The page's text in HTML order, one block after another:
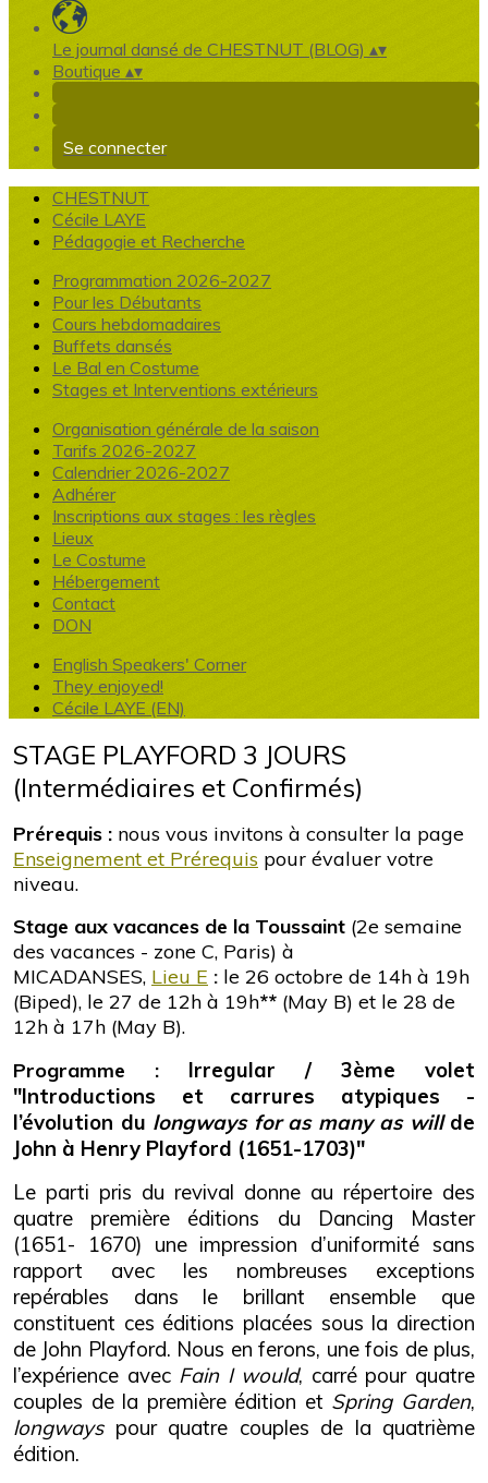
Le journal dansé de CHESTNUT (BLOG) ▴▾
Boutique ▴▾
Se connecter
CHESTNUT
Cécile LAYE
Pédagogie et Recherche
Programmation 2026-2027
Pour les Débutants
Cours hebdomadaires
Buffets dansés
Le Bal en Costume
Stages et Interventions extérieurs
Organisation générale de la saison
Tarifs 2026-2027
Calendrier 2026-2027
Adhérer
Inscriptions aux stages : les règles
Lieux
Le Costume
Hébergement
Contact
DON
English Speakers' Corner
They enjoyed!
Cécile LAYE (EN)
STAGE PLAYFORD 3 JOURS
(Intermédiaires et Confirmés)
Prérequis : nous vous invitons à consulter la page
Enseignement et Prérequis pour évaluer votre
niveau.
Stage aux vacances de la Toussaint (2e semaine
des vacances - zone C, Paris) à
MICADANSES, Lieu E : le 26 octobre de 14h à 19h
(Biped), le 27 de 12h à 19h** (May B) et le 28 de
12h à 17h (May B).
Programme :
Irregular / 3ème volet
"Introductions et carrures atypiques -
l’évolution du longways for as many as willde
John à Henry Playford (1651-1703)"
Le parti pris du revival donne au répertoire des
quatre première éditions du Dancing Master
(1651- 1670) une impression d’uniformité sans
rapport avec les nombreuses exceptions
repérables dans le brillant ensemble que
constituent ces éditions placées sous la direction
de John Playford. Nous en ferons, une fois de plus,
l’expérience avec Fain I would, carré pour quatre
couples de la première édition et Spring Garden,
longwayspour quatre couples de la quatrième
édition.